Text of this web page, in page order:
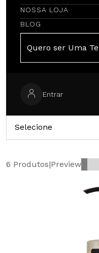
NOSSA LOJA
BLOG
Quero ser Uma
Entrar
Selecione
6 Produtos|Preview